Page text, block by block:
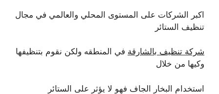
اكبر الشركات على المستوى المحلي والعالمي في مجال
تنظيف الستائر
شركة تنظيف بالشارقة في المنطقه ولكن نقوم بتنظيفها
وكيها من خلال
استخدام البخار الجاف فهو لا يؤثر على الستائر